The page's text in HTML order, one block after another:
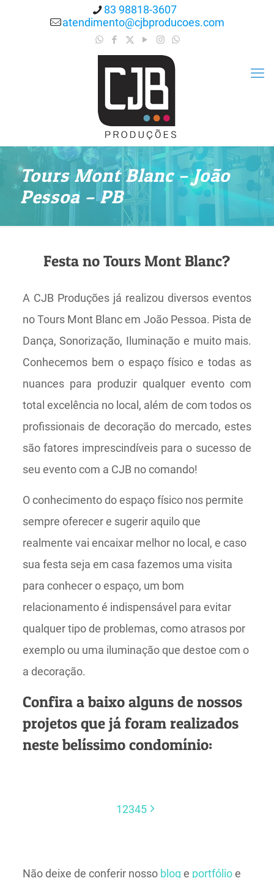
83 98818-3607
atendimento@cjbproducoes.com
Tours Mont Blanc – João
Pessoa – PB
Festa no Tours Mont Blanc?
A CJB Produções já realizou diversos eventos
no Tours Mont Blanc em João Pessoa. Pista de
Dança, Sonorização, Iluminação e muito mais.
Conhecemos bem o espaço físico e todas as
nuances para produzir qualquer evento com
total excelência no local, além de com todos os
profissionais de decoração do mercado, estes
são fatores imprescindíveis para o sucesso de
seu evento com a CJB no comando!
O conhecimento do espaço físico nos permite
sempre oferecer e sugerir aquilo que
realmente vai encaixar melhor no local, e caso
sua festa seja em casa fazemos uma visita
para conhecer o espaço, um bom
relacionamento é indispensável para evitar
qualquer tipo de problemas, como atrasos por
exemplo ou uma iluminação que destoe com o
a decoração.
Confira a baixo alguns de nossos
projetos que já foram realizados
neste belíssimo condomínio:
12345
Não deixe de conferir nosso blog e portfólioe